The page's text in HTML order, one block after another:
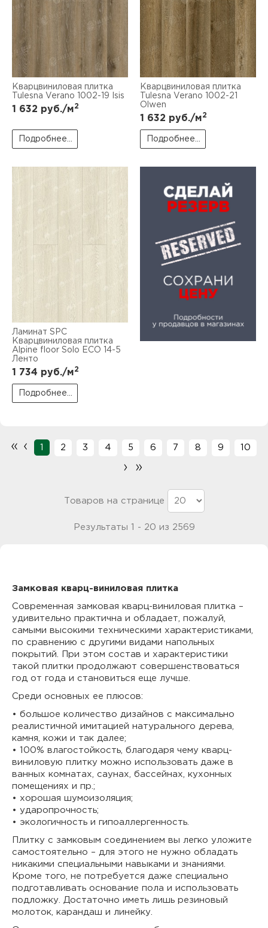
Кварцвиниловая плитка
Tulesna Verano 1002-19 Isis
1 632 руб./м2
Подробнее...
Кварцвиниловая плитка
Tulesna Verano 1002-21
Olwen
1 632 руб./м2
Подробнее...
Ламинат SPC
Кварцвиниловая плитка
Alpine floor Solo ЕСО 14-5
Ленто
1 734 руб./м2
Подробнее...
« ‹ 1 2 3 4 5 6 7 8 9 10
› »
Товаров на странице
Результаты 1 - 20 из 2569
Замковая кварц-виниловая плитка
Современная замковая кварц-виниловая плитка –
удивительно практична и обладает, пожалуй,
самыми высокими техническими характеристиками,
по сравнению с другими видами напольных
покрытий. При этом состав и характеристики
такой плитки продолжают совершенствоваться
год от года и становиться еще лучше.
Среди основных ее плюсов:
• большое количество дизайнов с максимально
реалистичной имитацией натурального дерева,
камня, кожи и так далее;
• 100% влагостойкость, благодаря чему кварц-
виниловую плитку можно использовать даже в
ванных комнатах, саунах, бассейнах, кухонных
помещениях и пр.;
• хорошая шумоизоляция;
• ударопрочность;
• экологичность и гипоаллергенность.
Плитку с замковым соединением вы легко уложите
самостоятельно – для этого не нужно обладать
никакими специальными навыками и знаниями.
Кроме того, не потребуется даже специально
подготавливать основание пола и использовать
подложку. Достаточно иметь лишь резиновый
молоток, карандаш и линейку.